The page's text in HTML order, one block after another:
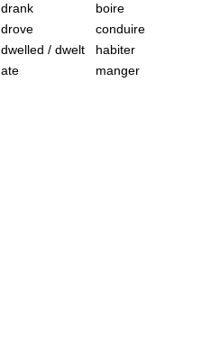
drank
boire
drove
conduire
dwelled / dwelt
habiter
ate manger